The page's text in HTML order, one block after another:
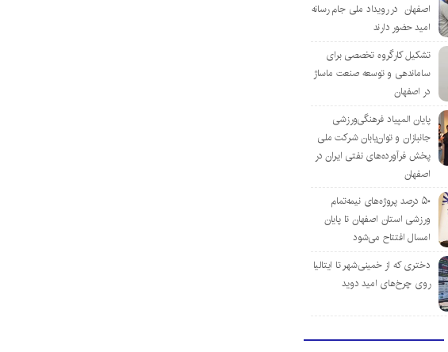
اصفهان در رویداد ملی جام رسانه
امید حضور دارند
تشکیل کارگروه تخصصی برای
ساماندهی و توسعه صنعت ماساژ
در اصفهان
پایان المپیاد فرهنگی‌ورزشی
جانبازان و توان‌یابان شرکت ملی
پخش فرآورده‌های نفتی ایران در
اصفهان
۵۰ درصد پروژه‌های نیمه‌تمام
ورزشی استان اصفهان تا پایان
امسال افتتاح می‌شود
دختری که از خمینی‌شهر تا ایتالیا
روی چرخ‌های امید دوید